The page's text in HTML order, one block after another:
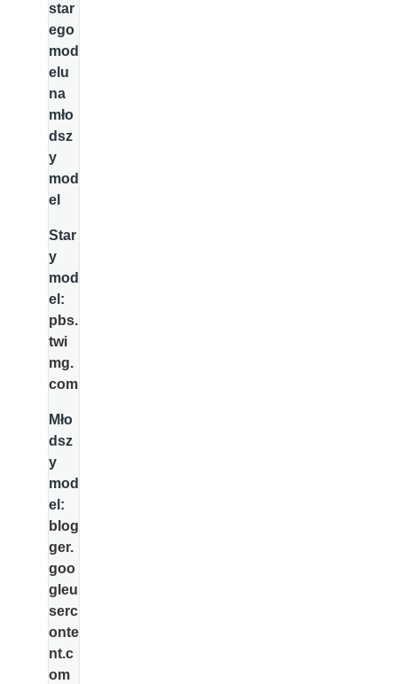
star
ego
mod
elu
na
mło
dsz
y
mod
el
Star
y
mod
el:
pbs.
twi
mg.
com
Mło
dsz
y
mod
el:
blog
ger.
goo
gleu
serc
onte
nt.c
om